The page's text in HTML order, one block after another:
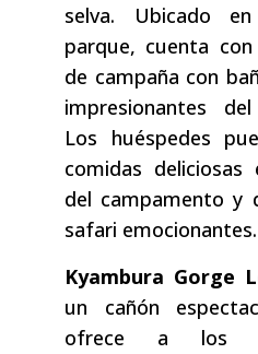
selva. Ubicado
parque, cuenta
de campaña con
impresionantes
Los huéspedes
comidas
del campamento y
safari emocionantes.
Kyambura Gorge
un cañón
ofrece a los